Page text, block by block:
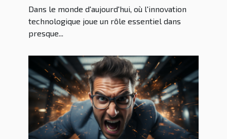
au Massachusetts
Dans le monde d'aujourd'hui, où l'innovation
technologique joue un rôle essentiel dans
presque...